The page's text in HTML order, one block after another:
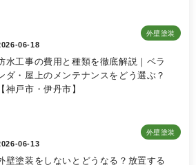
外壁塗装
06-18
水工事の費用と種類を徹底解説｜ベラ
ダ・屋上のメンテナンスをどう選ぶ？
【神戸市・伊丹市】
外壁塗装
06-13
壁塗装をしないとどうなる？放置する